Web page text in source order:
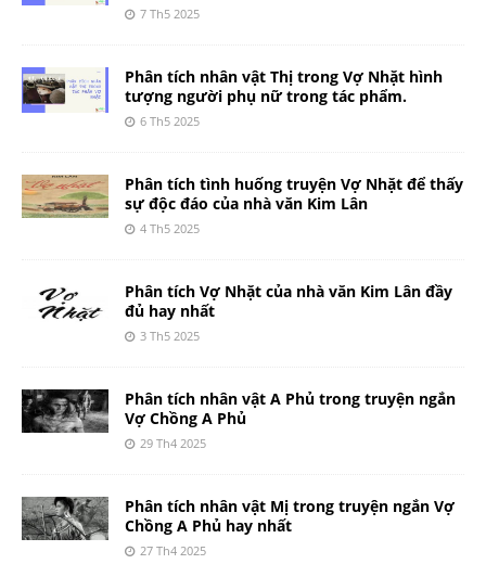
7 Th5 2025
Phân tích nhân vật Thị trong Vợ Nhặt hình
tượng người phụ nữ trong tác phẩm.
6 Th5 2025
Phân tích tình huống truyện Vợ Nhặt để thấy
sự độc đáo của nhà văn Kim Lân
4 Th5 2025
Phân tích Vợ Nhặt của nhà văn Kim Lân đầy
đủ hay nhất
3 Th5 2025
Phân tích nhân vật A Phủ trong truyện ngắn
Vợ Chồng A Phủ
29 Th4 2025
Phân tích nhân vật Mị trong truyện ngắn Vợ
Chồng A Phủ hay nhất
27 Th4 2025